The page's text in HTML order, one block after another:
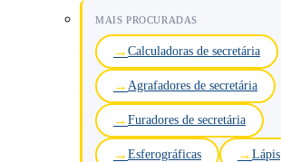
MAIS PROCURADAS
Calculadoras de secretária
Agrafadores de secretária
Furadores de secretária
Esferográficas Lápis